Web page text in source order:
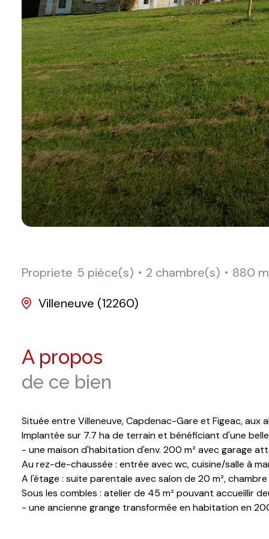
Propriete 5 pièce(s) 2 chambre(s)
880
Villeneuve (12260)
A propos
de ce bien
Située entre Villeneuve, Capdenac-Gare et Figeac,
Implantée sur 7.7 ha de terrain et bénéficiant d'une
- une maison d'habitation d'env. 200 m² avec garage
Au rez-de-chaussée : entrée avec wc, cuisine/salle à
A l'étage : suite parentale avec salon de 20 m²,
Sous les combles : atelier de 45 m² pouvant accueillir
- une ancienne grange transformée en habitation en